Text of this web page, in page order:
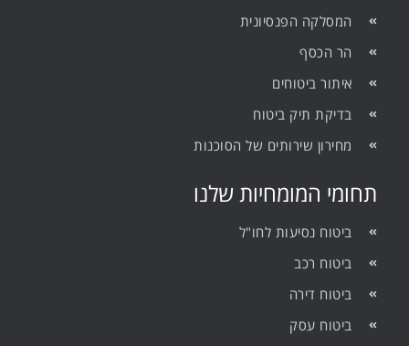
המסלקה הפנסיונית
הר הכסף
איתור ביטוחים
בדיקת תיק ביטוח
מחירון שירותים של הסוכנות
תחומי המומחיות שלנו
ביטוח נסיעות לחו"ל
ביטוח רכב
ביטוח דירה
ביטוח עסק